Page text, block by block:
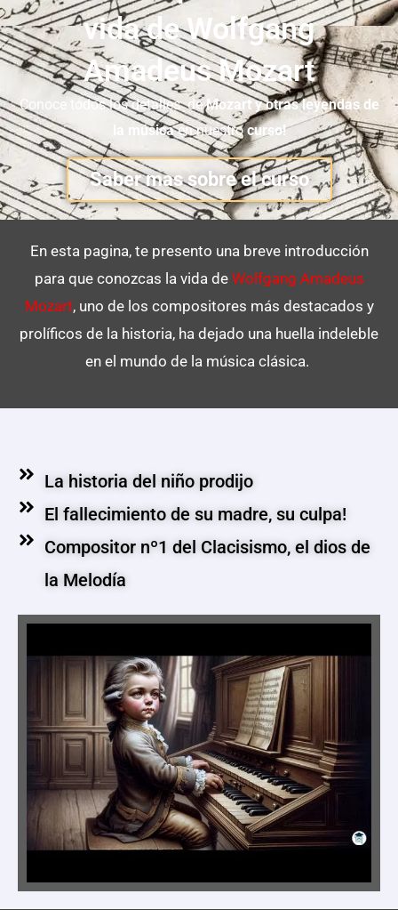
vida de Wolfgang
Amadeus Mozart
Conoce todos los detalles deMozart y otras leyendas de
la músicaen nuestrocurso!
Saber mas sobre el curso
En esta pagina, te presento una breve introducción
para que conozcas la vida de Wolfgang Amadeus
Mozart, uno de los compositores más destacados y
prolíficos de la historia, ha dejado una huella indeleble
en el mundo de la música clásica.
La historia del niño prodijo
El fallecimiento de su madre, su culpa!
Compositor nº1 del Clacisismo, el dios de
la Melodía